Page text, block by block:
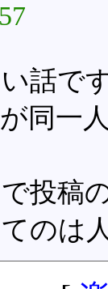
話で
同一
投稿
のは